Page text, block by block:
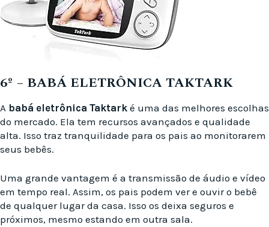
6º – BABÁ ELETRÔNICA TAKTARK
A babá eletrônica Taktark é uma das melhores escolhas
do mercado. Ela tem recursos avançados e qualidade
alta. Isso traz tranquilidade para os pais ao monitorarem
seus bebês.
Uma grande vantagem é a transmissão de áudio e vídeo
em tempo real. Assim, os pais podem ver e ouvir o bebê
de qualquer lugar da casa. Isso os deixa seguros e
próximos, mesmo estando em outra sala.